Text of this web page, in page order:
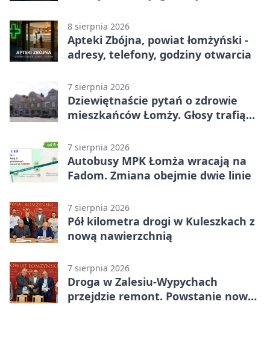
8 sierpnia 2026
Apteki Zbójna, powiat łomżyński -
adresy, telefony, godziny otwarcia
7 sierpnia 2026
Dziewiętnaście pytań o zdrowie
mieszkańców Łomży. Głosy trafią
7 sierpnia 2026
Autobusy MPK Łomża wracają na
Fadom. Zmiana obejmie dwie linie
7 sierpnia 2026
Pół kilometra drogi w Kuleszkach z
nową nawierzchnią
7 sierpnia 2026
Droga w Zalesiu-Wypychach
przejdzie remont. Powstanie nowa